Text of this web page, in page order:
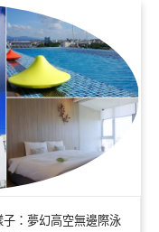
：夢幻高空無邊際泳